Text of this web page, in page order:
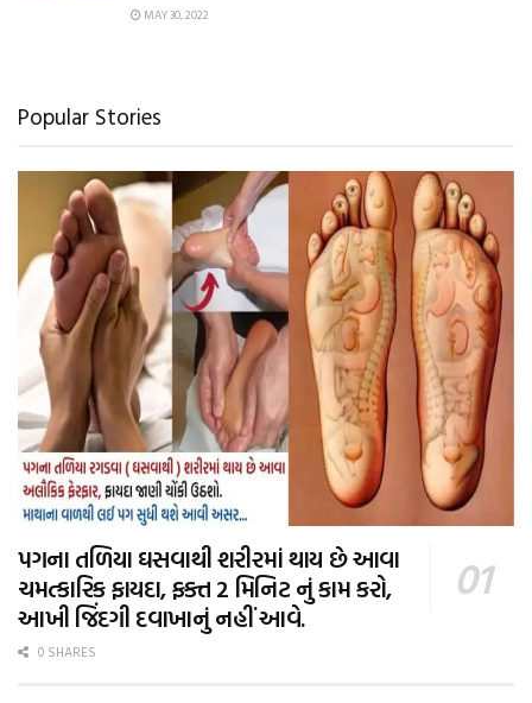
MAY 30, 2022
Popular Stories
પગના તળિયા ઘસવાથી શરીરમાં થાય છે આવા
ચમત્કારિક ફાયદા, ફક્ત 2 મિનિટ નું કામ કરો,
આખી જિંદગી દવાખાનું નહીં આવે.
0 SHARES